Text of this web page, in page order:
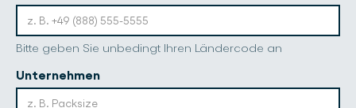
Bitte geben Sie unbedingt Ihren Ländercode an
Unternehmen